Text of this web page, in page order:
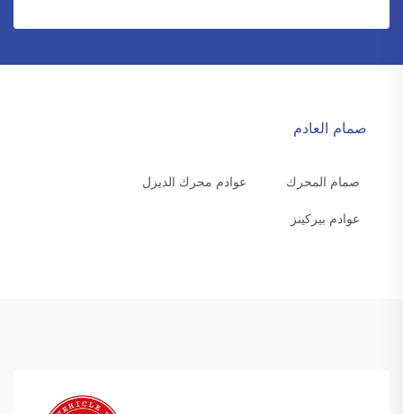
صمام العادم
صمام المحرك عوادم محرك الديزل
عوادم بيركينز